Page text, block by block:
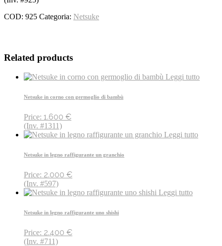
COD: 925 Categoria: Netsuke
Related products
Leggi tutto
Netsuke in corno con germoglio di bambù
Price: 1.600 €
(Inv. #1311)
Leggi tutto
Netsuke in legno raffigurante un granchio
Price: 2.000 €
(Inv. #597)
Leggi tutto
Netsuke in legno raffigurante uno shishi
Price: 2.400 €
(Inv. #711)